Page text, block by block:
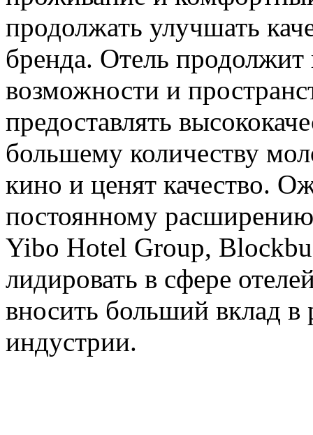
продолжать улучшать
бренда. Отель
возможности и
предоставлять
большему количеству
кино и ценят качество.
постоянному
Yibo Hotel Group,
лидировать в сфере
вносить больший вклад в
индустрии.